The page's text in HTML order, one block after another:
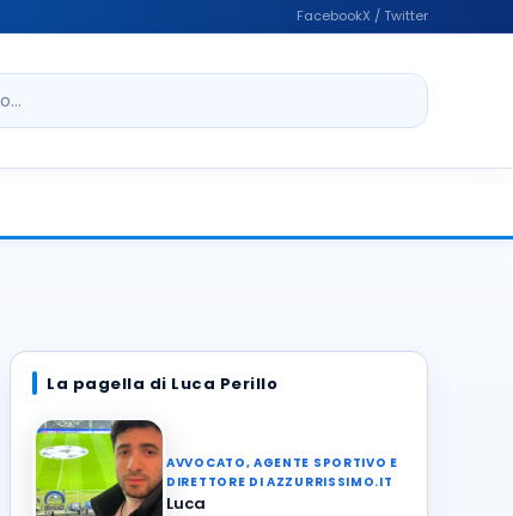
FacebookX / Twitter
La pagella di Luca Perillo
AVVOCATO, AGENTE SPORTIVO E
DIRETTORE DI AZZURRISSIMO.IT
Luca